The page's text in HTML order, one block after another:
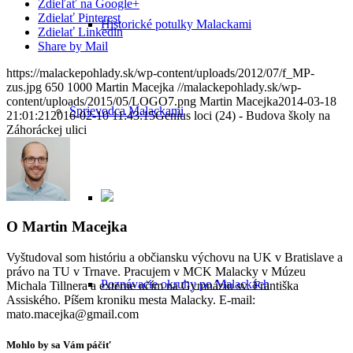
Historické potulky Malackami
Sprievodca Malackami
Poznávacie okruhy po Malackách
Zdieľať na Google+
Zdielať Pinterest
Zdielať Linkedin
Share by Mail
https://malackepohlady.sk/wp-content/uploads/2012/07/f_MP-
zus.jpg 650 1000 Martin Macejka //malackepohlady.sk/wp-
content/uploads/2015/05/LOGO7.png Martin Macejka2014-03-18
21:01:21 2016-02-10 11:43:15Genius loci (24) - Budova školy na
Záhoráckej ulici
O Martin Macejka
Vyštudoval som históriu a občiansku výchovu na UK v Bratislave a
právo na TU v Trnave. Pracujem v MCK Malacky v Múzeu
Michala Tillnera a externe učím na Gymnáziu sv. Františka
Assiského. Píšem kroniku mesta Malacky. E-mail:
mato.macejka@gmail.com
Mohlo by sa Vám páčiť